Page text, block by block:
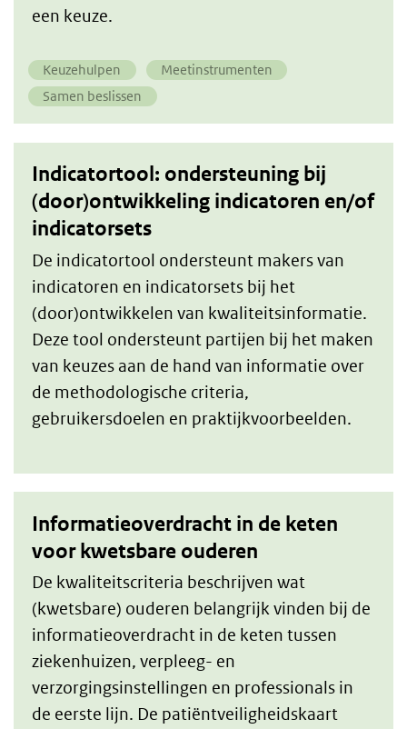
een keuze.
Keuzehulpen
Meetinstrumenten
Samen beslissen
Indicatortool: ondersteuning bij
(door)ontwikkeling indicatoren en/of
indicatorsets
De indicatortool ondersteunt makers van
indicatoren en indicatorsets bij het
(door)ontwikkelen van kwaliteitsinformatie.
Deze tool ondersteunt partijen bij het maken
van keuzes aan de hand van informatie over
de methodologische criteria,
gebruikersdoelen en praktijkvoorbeelden.
Informatieoverdracht in de keten
voor kwetsbare ouderen
De kwaliteitscriteria beschrijven wat
(kwetsbare) ouderen belangrijk vinden bij de
informatieoverdracht in de keten tussen
ziekenhuizen, verpleeg- en
verzorgingsinstellingen en professionals in
de eerste lijn. De patiëntveiligheidskaart